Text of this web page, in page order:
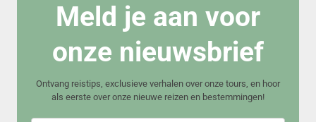
Meld je aan voor
onze nieuwsbrief
Ontvang reistips, exclusieve verhalen over onze tours, en hoor
als eerste over onze nieuwe reizen en bestemmingen!